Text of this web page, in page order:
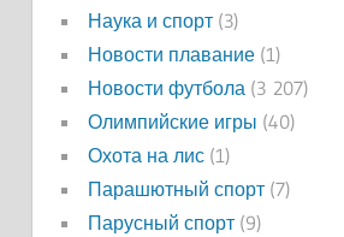
Наука и спорт(3)
Новости плавание(1)
Новости футбола (3 207)
Олимпийские игры (40)
Охота на лис(1)
Парашютный спорт(7)
Парусный спорт(9)